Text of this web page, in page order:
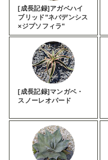
[成長記録]アガベハイ
ブリッド"ネバデンシス
×ジプソフィラ"
[成長記録]マンガベ・
スノーレオパード